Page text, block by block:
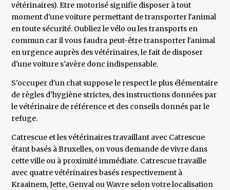
vétérinaires). Etre motorisé signifie disposer à tout
moment d'une voiture permettant de transporter l'animal
en toute sécurité. Oubliez le vélo ou les transports en
commun car il vous faudra peut-être transporter l'animal
en urgence auprès des vétérinaires, le fait de disposer
d'une voiture s'avère donc indispensable.
S'occuper d'un chat suppose le respect le plus élémentaire
de règles d'hygiène strictes, des instructions données par
le vétérinaire de référence et des conseils donnés par le
refuge.
Catrescue et les vétérinaires travaillant avec Catrescue
étant basés à Bruxelles, on vous demande de vivre dans
cette ville ou à proximité immédiate. Catrescue travaille
avec quatre vétérinaires basés respectivement à
Kraainem, Jette, Genval ou Wavre selon votre localisation